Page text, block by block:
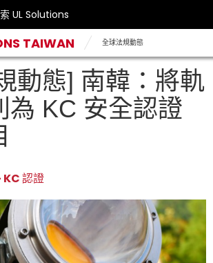
UL Solutions
TAIWAN 全球法規動態
動態] 南韓：將軌
為 KC 安全認證
KC 認證